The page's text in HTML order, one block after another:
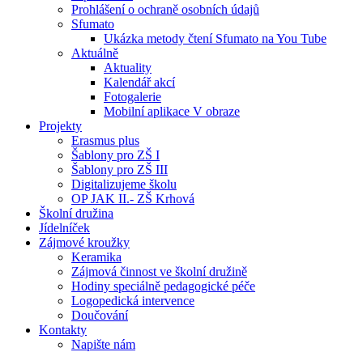
Prohlášení o ochraně osobních údajů
Sfumato
Ukázka metody čtení Sfumato na You Tube
Aktuálně
Aktuality
Kalendář akcí
Fotogalerie
Mobilní aplikace V obraze
Projekty
Erasmus plus
Šablony pro ZŠ I
Šablony pro ZŠ III
Digitalizujeme školu
OP JAK II.- ZŠ Krhová
Školní družina
Jídelníček
Zájmové kroužky
Keramika
Zájmová činnost ve školní družině
Hodiny speciálně pedagogické péče
Logopedická intervence
Doučování
Kontakty
Napište nám